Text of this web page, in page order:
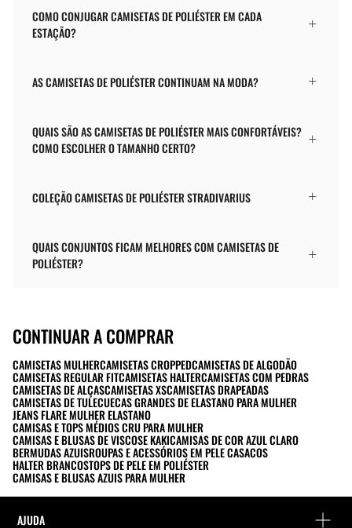
COMO CONJUGAR CAMISETAS DE POLIÉSTER EM CADA
ESTAÇÃO?
AS CAMISETAS DE POLIÉSTER CONTINUAM NA MODA?
QUAIS SÃO AS CAMISETAS DE POLIÉSTER MAIS CONFORTÁVEIS?
COMO ESCOLHER O TAMANHO CERTO?
COLEÇÃO CAMISETAS DE POLIÉSTER STRADIVARIUS
QUAIS CONJUNTOS FICAM MELHORES COM CAMISETAS DE
POLIÉSTER?
CONTINUAR A COMPRAR
CAMISETAS MULHERCAMISETAS CROPPEDCAMISETAS DE ALGODÃO
CAMISETAS REGULAR FITCAMISETAS HALTERCAMISETAS COM PEDRAS
CAMISETAS DE ALÇASCAMISETAS XSCAMISETAS DRAPEADAS
CAMISETAS DE TULECUECAS GRANDES DE ELASTANO PARA MULHER
JEANS FLARE MULHER ELASTANO
CAMISAS E TOPS MÉDIOS CRU PARA MULHER
CAMISAS E BLUSAS DE VISCOSE KAKICAMISAS DE COR AZUL CLARO
BERMUDAS AZUISROUPAS E ACESSÓRIOS EM PELE CASACOS
HALTER BRANCOSTOPS DE PELE EM POLIÉSTER
CAMISAS E BLUSAS AZUIS PARA MULHER
AJUDA